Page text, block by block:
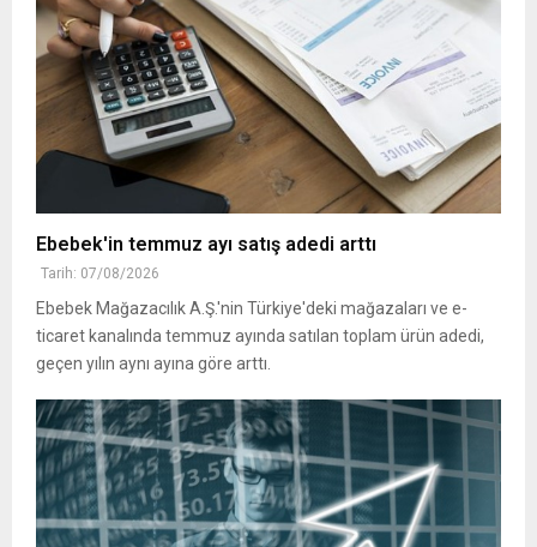
Ebebek'in temmuz ayı satış adedi arttı
Tarih: 07/08/2026
Ebebek Mağazacılık A.Ş.'nin Türkiye'deki mağazaları ve e-
ticaret kanalında temmuz ayında satılan toplam ürün adedi,
geçen yılın aynı ayına göre arttı.